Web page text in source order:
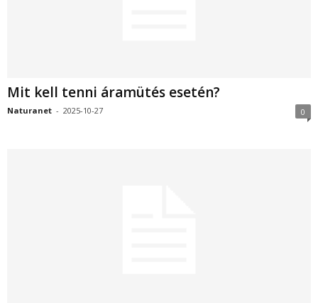
Mit kell tenni áramütés esetén?
Naturanet - 2025-10-27 0